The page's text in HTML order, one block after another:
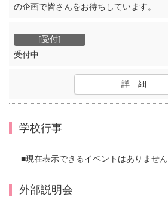
の企画で皆さんをお待ちしています。
受付中
詳 細
学校行事
■現在表示できるイベントはありません
外部説明会